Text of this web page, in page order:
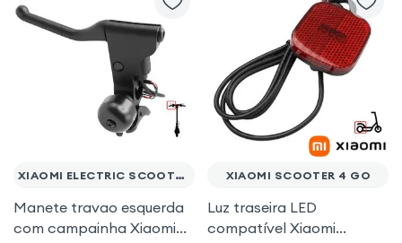
XIAOMI ELECTRIC SCOOTER ELITE
Manete travao esquerda
com campainha Xiaomi
XIAOMI SCOOTER 4 GO
Luz traseira LED
compatível Xiaomi